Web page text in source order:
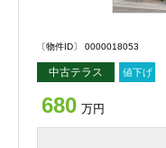
〔物件ID〕 0000018053
中古テラス 値下げ
680 万円